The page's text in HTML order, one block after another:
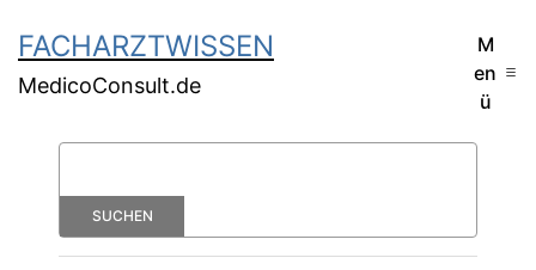
FACHARZTWISSEN
MedicoConsult.de
M
en
ü